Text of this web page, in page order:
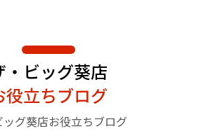
・ビッグ葵店
役立ちブログ
グ葵店お役立ちブログ